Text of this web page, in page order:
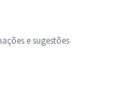
e sugestões